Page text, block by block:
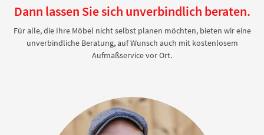
Dann lassen Sie sich unverbindlich beraten.
Für alle, die Ihre Möbel nicht selbst planen möchten, bieten wir eine
unverbindliche Beratung, auf Wunsch auch mit kostenlosem
Aufmaßservice vor Ort.